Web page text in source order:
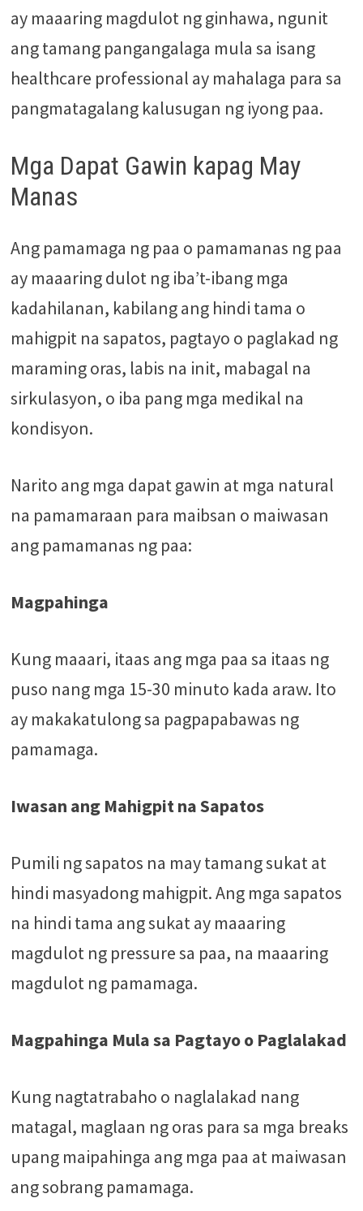
ay maaaring magdulot ng ginhawa, ngunit
ang tamang pangangalaga mula sa isang
healthcare professional ay mahalaga para sa
pangmatagalang kalusugan ng iyong paa.
Mga Dapat Gawin kapag May
Manas
Ang pamamaga ng paa o pamamanas ng paa
ay maaaring dulot ng iba’t-ibang mga
kadahilanan, kabilang ang hindi tama o
mahigpit na sapatos, pagtayo o paglakad ng
maraming oras, labis na init, mabagal na
sirkulasyon, o iba pang mga medikal na
kondisyon.
Narito ang mga dapat gawin at mga natural
na pamamaraan para maibsan o maiwasan
ang pamamanas ng paa:
Magpahinga
Kung maaari, itaas ang mga paa sa itaas ng
puso nang mga 15-30 minuto kada araw. Ito
ay makakatulong sa pagpapabawas ng
pamamaga.
Iwasan ang Mahigpit na Sapatos
Pumili ng sapatos na may tamang sukat at
hindi masyadong mahigpit. Ang mga sapatos
na hindi tama ang sukat ay maaaring
magdulot ng pressure sa paa, na maaaring
magdulot ng pamamaga.
Magpahinga Mula sa Pagtayo o Paglalakad
Kung nagtatrabaho o naglalakad nang
matagal, maglaan ng oras para sa mga breaks
upang maipahinga ang mga paa at maiwasan
ang sobrang pamamaga.